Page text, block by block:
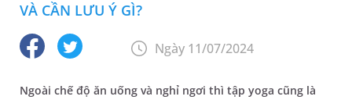
VÀ CẦN LƯU Ý GÌ?
Ngày 11/07/2024
Ngoài chế độ ăn uống và nghỉ ngơi thì tập yoga cũng là